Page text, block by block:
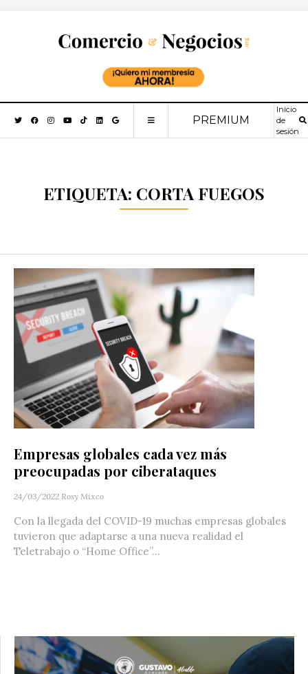
PREMIUM
Inicio
de
sesión
ETIQUETA: CORTA FUEGOS
Empresas globales cada vez más
preocupadas por ciberataques
24/03/2022 Rosy Mixco
Con la llegada del COVID-19 muchas empresas globales
tuvieron que adaptarse a una nueva realidad el
Teletrabajo o “Home Office”...